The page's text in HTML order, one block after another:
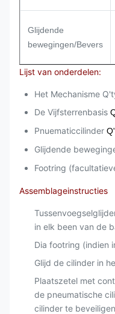
Glijdende
bewegingen/Bevers
Lijst van onderdelen:
Het Mechanisme
De Vijfsterrenbasis
Pnuematiccilinder
Glijdende
Footring
Assemblageinstructies
in elk been van de
Dia footring (indien
Glijd de cilinder in
Plaatszetel met
de pneumatische
cilinder te